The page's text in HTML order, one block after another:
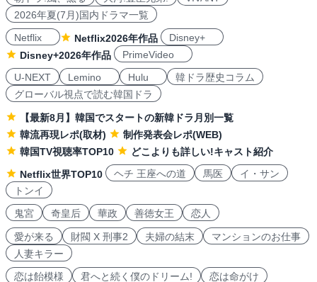
2026年夏(7月)国内ドラマ一覧
Netflix
Netflix2026年作品
Disney+
Disney+2026年作品
PrimeVideo
U-NEXT
Lemino Hulu
韓ドラ歴史コラム
グローバル視点で読む韓国ドラ
【最新8月】韓国でスタートの新韓ドラ月別一覧
韓流再現レポ(取材)
制作発表会レポ(WEB)
韓国TV視聴率TOP10
どこよりも詳しい!キャスト紹介
Netflix世界TOP10
ヘチ 王座への道 馬医
イ・サン
トンイ
鬼宮
奇皇后 華政 善徳女王 恋人
愛が来る 財閥 X 刑事2 夫婦の結末
マンションのお仕事
人妻キラー
恋は飴模様
君へと続く僕のドリーム! 恋は命がけ